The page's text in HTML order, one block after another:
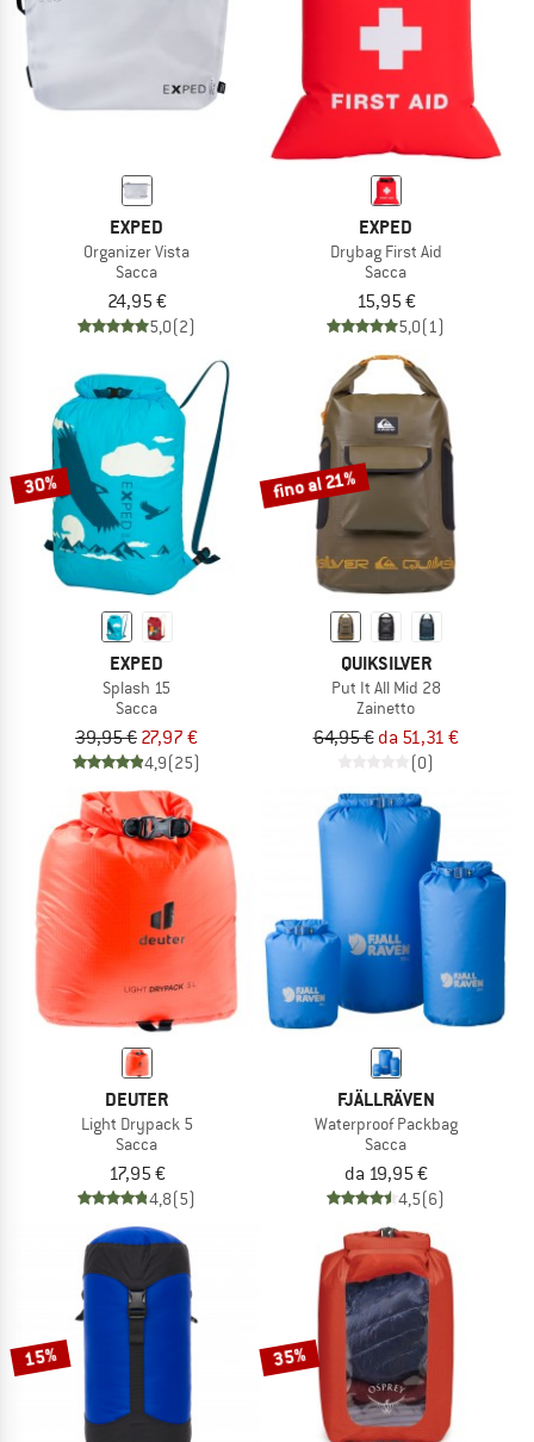
EXPED
Organizer Vista
Sacca
24,95 €
5,0(2)
EXPED
Drybag First Aid
Sacca
15,95 €
5,0(1)
30%
EXPED
Splash 15
Sacca
39,95 € 27,97 €
4,9(25)
fino al 21%
QUIKSILVER
Put It All Mid 28
Zainetto
64,95 € da 51,31 €
(0)
DEUTER
Light Drypack 5
Sacca
17,95 €
4,8(5)
FJÄLLRÄVEN
Waterproof Packbag
Sacca
da 19,95 €
4,5(6)
15% 35%